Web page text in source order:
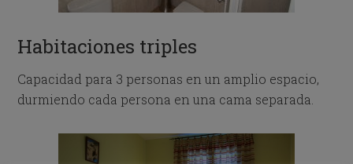
Habitaciones triples
Capacidad para 3 personas en un amplio espacio,
durmiendo cada persona en una cama separada.